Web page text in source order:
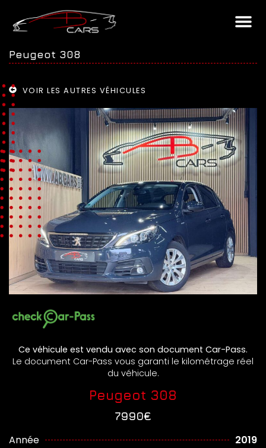
Peugeot 308
VOIR LES AUTRES VÉHICULES
Ce véhicule est vendu avec son document Car-Pass.
Le document Car-Pass vous garanti le kilométrage réel
du véhicule.
Peugeot 308
7990€
Année
2019